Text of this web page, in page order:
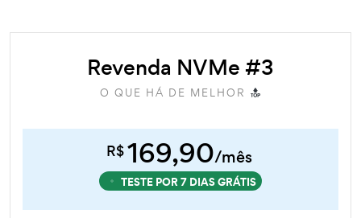
Revenda NVMe #3
O QUE HÁ DE MELHOR
R$169,90/mês
TESTE POR 7 DIAS GRÁTIS